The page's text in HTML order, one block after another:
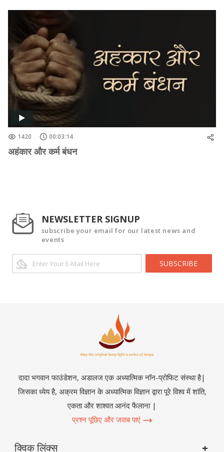
1420 00:03:14
अहंकार और कर्म बंधन
NEWSLETTER SIGNUP
subscribe your email for our latest news and
events
SUBSCRIBE
दादा भगवान फाउंडेशन, अडालज एक अध्यात्मिक नॉन-प्रोफिट संस्था है|
जिसका ध्येय है, अक्रम विज्ञान के अध्यात्मिक विज्ञान द्वारा पूरे विश्व में शांति,
एकता और शाश्वत आनंद फैलाना |
प्रश्न पूछिए और जवाब पाएं
क्विक लिंक्स